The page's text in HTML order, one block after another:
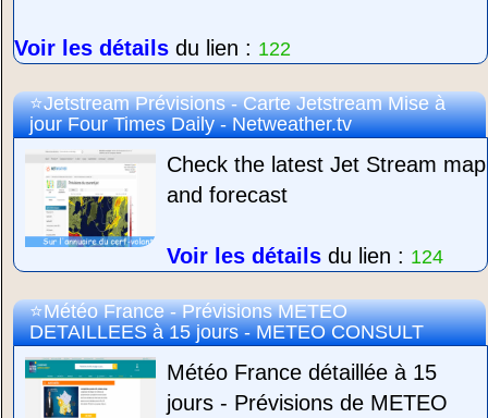
Voir les détails du lien : 122
Jetstream Prévisions - Carte Jetstream Mise à
jour Four Times Daily - Netweather.tv
Check the latest Jet Stream map
and forecast
Voir les détails du lien : 124
Météo France - Prévisions METEO
DETAILLEES à 15 jours - METEO CONSULT
Météo France détaillée à 15
jours - Prévisions de METEO